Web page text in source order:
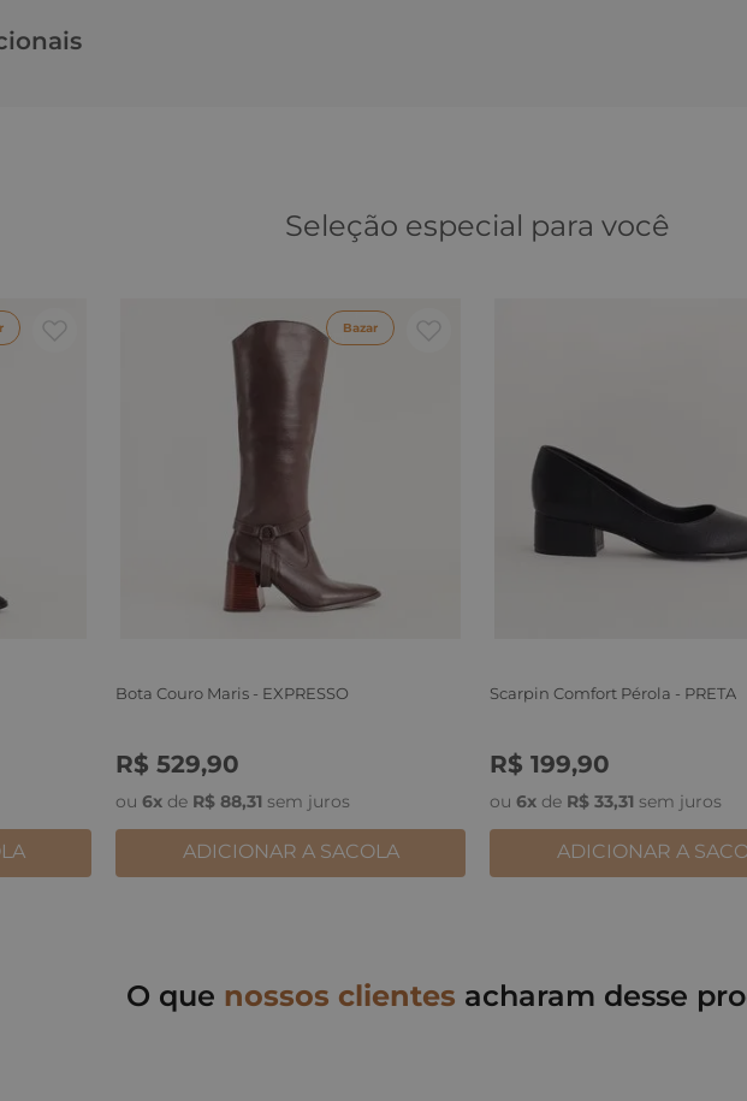
Seleção especial para você
Bazar
Bota Couro Maris - EXPRESSO
R$ 529,90
ou 6x de R$ 88,31 sem juros
36
ADICIONAR A SACOLA
Scarpin Comfort Pérola - PRETA
R$ 199,90
ou 6x de R$ 33,31 sem juros
36
ADICIONAR A
O que nossos clientes acharam desse